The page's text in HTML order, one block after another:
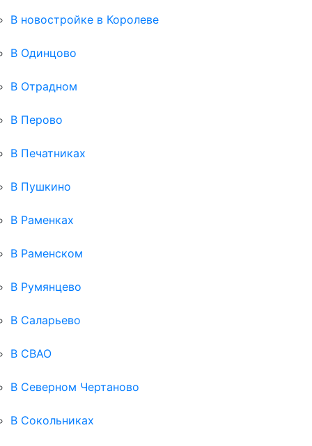
В новостройке в Королеве
В Одинцово
В Отрадном
В Перово
В Печатниках
В Пушкино
В Раменках
В Раменском
В Румянцево
В Саларьево
В СВАО
В Северном Чертаново
В Сокольниках